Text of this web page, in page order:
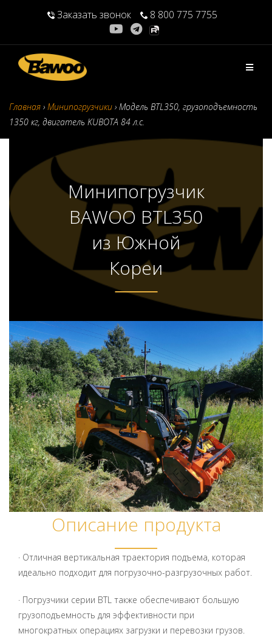
Заказать звонок 8 800 775 7755
Главная › Минипогрузчики › Модель BTL350, грузоподъемность
1350 кг, двигатель KUBOTA 84 л.с.
Минипогрузчик
BAWOO BTL350
из Южной
Кореи
Описание продукта
· Отличная вертикальная траектория подъема, которая
идеально подходит для погрузочно-разгрузочных работ.
· Погрузчики серии BTL также обеспечивают большую
грузоподъемность для эффективности при
многократных операциях загрузки и перевозки грузов.